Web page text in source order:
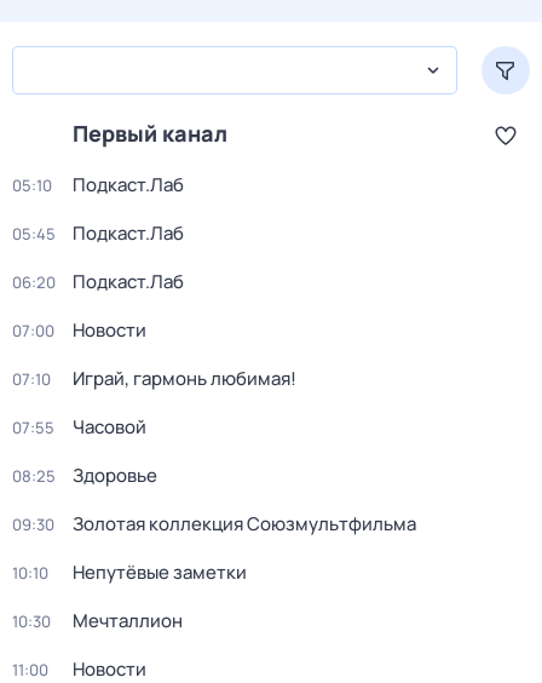
Первый канал
05:10 Подкаст.Лаб
05:45 Подкаст.Лаб
06:20 Подкаст.Лаб
07:00 Новости
07:10 Играй, гармонь любимая!
07:55 Часовой
08:25 Здоровье
09:30 Золотая коллекция Союзмультфильма
10:10 Непутёвые заметки
10:30 Мечталлион
11:00 Новости